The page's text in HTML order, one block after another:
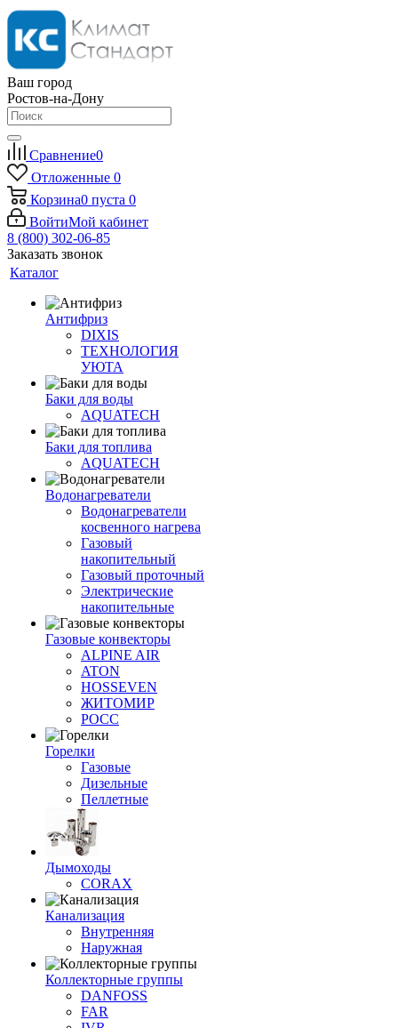
Ваш город
Ростов-на-Дону
Сравнение0
Отложенные 0
Корзина0 пуста 0
ВойтиМой кабинет
8 (800) 302-06-85
Заказать звонок
Каталог
Антифриз
DIXIS
ТЕХНОЛОГИЯ
УЮТА
Баки для воды
AQUATECH
Баки для топлива
AQUATECH
Водонагреватели
Водонагреватели
косвенного нагрева
Газовый
накопительный
Газовый проточный
Электрические
накопительные
Газовые конвекторы
ALPINE AIR
ATON
HOSSEVEN
ЖИТОМИР
РОСС
Горелки
Газовые
Дизельные
Пеллетные
Дымоходы
CORAX
Канализация
Внутренняя
Наружная
Коллекторные группы
DANFOSS
FAR